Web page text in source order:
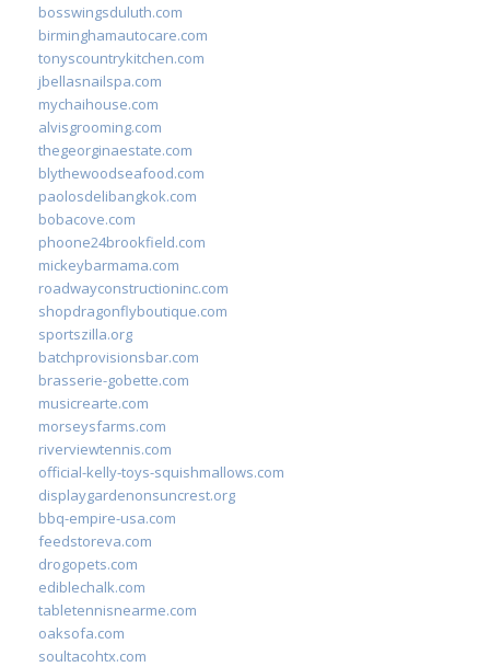
bosswingsduluth.com
birminghamautocare.com
tonyscountrykitchen.com
jbellasnailspa.com
mychaihouse.com
alvisgrooming.com
thegeorginaestate.com
blythewoodseafood.com
paolosdelibangkok.com
bobacove.com
phoone24brookfield.com
mickeybarmama.com
roadwayconstructioninc.com
shopdragonflyboutique.com
sportszilla.org
batchprovisionsbar.com
brasserie-gobette.com
musicrearte.com
morseysfarms.com
riverviewtennis.com
official-kelly-toys-squishmallows.com
displaygardenonsuncrest.org
bbq-empire-usa.com
feedstoreva.com
drogopets.com
ediblechalk.com
tabletennisnearme.com
oaksofa.com
soultacohtx.com